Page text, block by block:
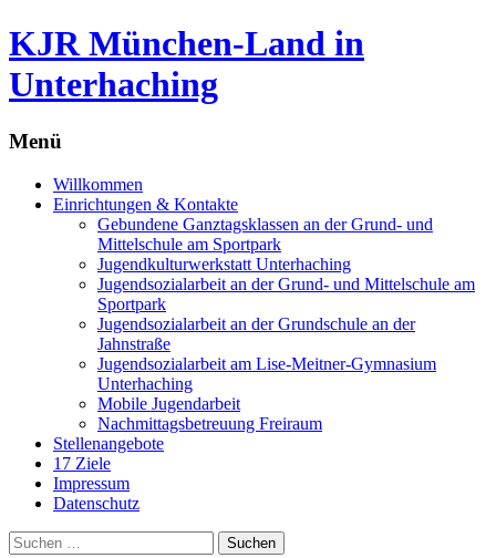
KJR München-Land in
Unterhaching
Menü
Zum
Inhalt
Willkommen
Einrichtungen & Kontakte
Gebundene Ganztagsklassen an der Grund- und
Mittelschule am Sportpark
Jugendkulturwerkstatt Unterhaching
Jugendsozialarbeit an der Grund- und Mittelschule am
Sportpark
Jugendsozialarbeit an der Grundschule an der
Jahnstraße
Jugendsozialarbeit am Lise-Meitner-Gymnasium
Unterhaching
Mobile Jugendarbeit
Nachmittagsbetreuung Freiraum
Stellenangebote
17 Ziele
Impressum
Datenschutz
Suchen